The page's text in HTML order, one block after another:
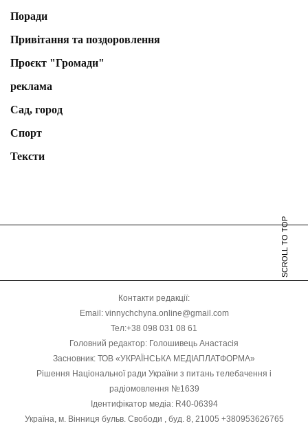
Поради
Привітання та поздоровлення
Проєкт "Громади"
реклама
Сад, город
Спорт
Тексти
SCROLL TO TOP
Контакти редакції:
Email: vinnychchyna.online@gmail.com
Тел:+38 098 031 08 61
Головний редактор: Голошивець Анастасія
Засновник: ТОВ «УКРАЇНСЬКА МЕДІАПЛАТФОРМА»
Рішення Національної ради України з питань телебачення і
радіомовлення №1639
Ідентифікатор медіа: R40-06394
Україна, м. Вінниця бульв. Свободи , буд. 8, 21005 +380953626765